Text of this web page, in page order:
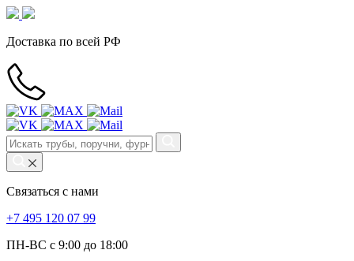
Доставка по всей РФ
Связаться с нами
+7 495 120 07 99
ПН-ВС с 9:00 до 18:00